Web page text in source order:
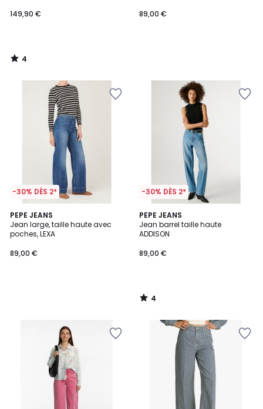
149,90 €
4
/
89,00 €
-30% DÈS 2*
PEPE JEANS
Jean large, taille haute avec
poches, LEXA
89,00 €
-30% DÈS 2*
PEPE JEANS
Jean barrel taille haute
ADDISON
89,00 €
4
/
5
4
/